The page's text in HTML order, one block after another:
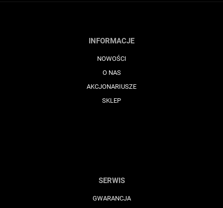
INFORMACJE
NOWOŚCI
O NAS
AKCJONARIUSZE
SKLEP
SERWIS
GWARANCJA